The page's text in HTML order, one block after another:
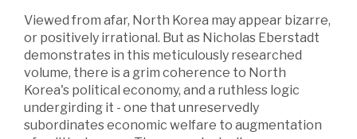
Viewed from afar, North Korea may appear bizarre,
or positively irrational. But as Nicholas Eberstadt
demonstrates in this meticulously researched
volume, there is a grim coherence to North
Korea's political economy, and a ruthless logic
undergirding it - one that unreservedly
subordinates economic welfare to augmentation